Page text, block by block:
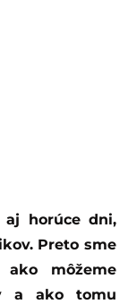
Preto sme
môžeme
a ako tomu